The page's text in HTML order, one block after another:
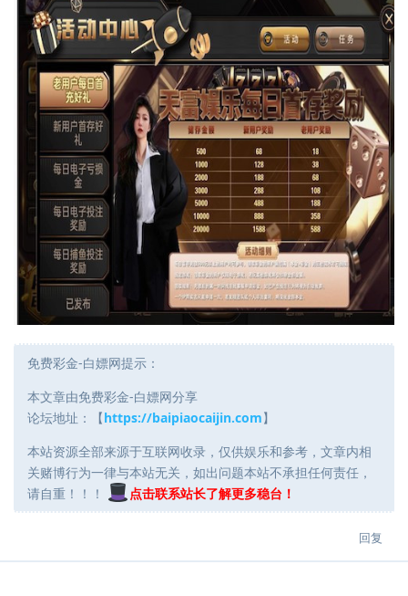
免费彩金-白嫖网提示：
本文章由免费彩金-白嫖网分享
论坛地址：【https://baipiaocaijin.com】
本站资源全部来源于互联网收录，仅供娱乐和参考，文章内相
关赌博行为一律与本站无关，如出问题本站不承担任何责任，
请自重！！！
点击联系站长了解更多稳台！
回复